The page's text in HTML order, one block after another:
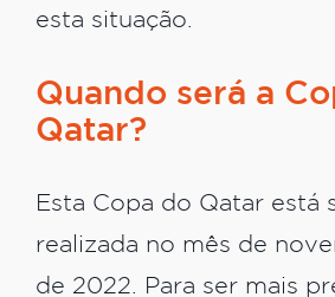
esta situação.
Quando será a
Qatar?
Esta Copa do Qatar está
realizada no mês de
de 2022. Para ser mais